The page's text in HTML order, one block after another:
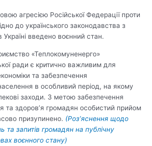
агресією Російської Федерації проти
до українського законодавства з
введено воєнний стан.
«Теплокомуненерго»
ради є критично важливим для
та забезпечення
в особливий період, на якому
заходи. З метою забезпечення
та здоров’я громадян особистий прийом
призупинено. (Роз’яснення щодо
та запитів громадян на публічну
воєнного стану)